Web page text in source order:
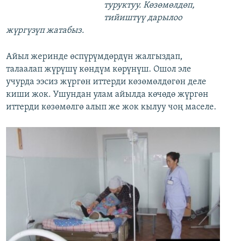
туруктуу. Көзөмөлдөп,
тийиштүү дарылоо
жүргүзүп жатабыз.
Айыл жеринде өспүрүмдөрдүн жалгыздап,
талаалап жүрүшү көндүм көрүнүш. Ошол эле
учурда ээсиз жүргөн иттерди көзөмөлдөгөн деле
киши жок. Ушундан улам айылда көчөдө жүргөн
иттерди көзөмөлгө алып же жок кылуу чоң маселе.